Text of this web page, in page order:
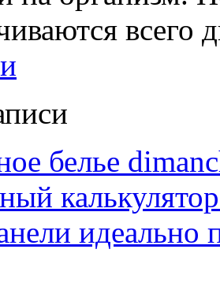
всего
белье
идеально